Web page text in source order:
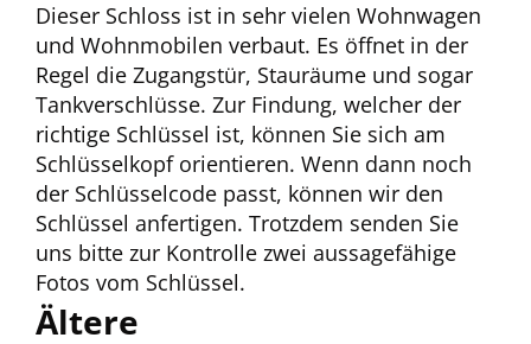
Dieser Schloss ist in sehr vielen Wohnwagen
und Wohnmobilen verbaut. Es öffnet in der
Regel die Zugangstür, Stauräume und sogar
Tankverschlüsse. Zur Findung, welcher der
richtige Schlüssel ist, können Sie sich am
Schlüsselkopf orientieren. Wenn dann noch
der Schlüsselcode passt, können wir den
Schlüssel anfertigen. Trotzdem senden Sie
uns bitte zur Kontrolle zwei aussagefähige
Fotos vom Schlüssel.
Ältere